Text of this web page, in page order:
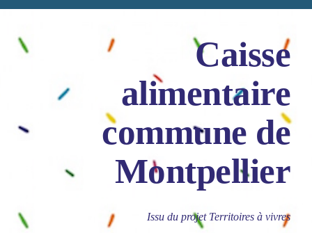
Caisse
alimentaire
commune de
Montpellier
Issu du projet Territoires à vivres